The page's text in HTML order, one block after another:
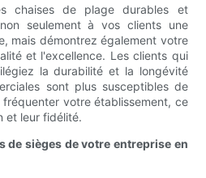
chaises de plage durables et
seulement à vos clients une
mais démontrez également votre
et l'excellence. Les clients qui
la durabilité et la longévité
sont plus susceptibles de
votre établissement, ce
et leur fidélité.
de sièges de votre entreprise en